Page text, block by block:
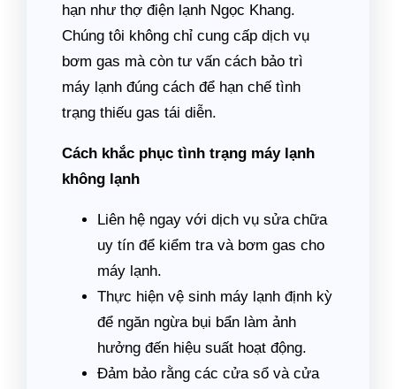
hạn như thợ điện lạnh Ngọc Khang.
Chúng tôi không chỉ cung cấp dịch vụ
bơm gas mà còn tư vấn cách bảo trì
máy lạnh đúng cách để hạn chế tình
trạng thiếu gas tái diễn.
Cách khắc phục tình trạng máy lạnh
không lạnh
Liên hệ ngay với dịch vụ sửa chữa
uy tín để kiểm tra và bơm gas cho
máy lạnh.
Thực hiện vệ sinh máy lạnh định kỳ
để ngăn ngừa bụi bẩn làm ảnh
hưởng đến hiệu suất hoạt động.
Đảm bảo rằng các cửa sổ và cửa